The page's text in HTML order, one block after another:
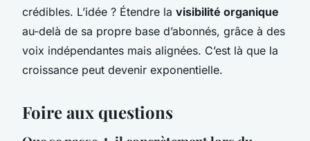
crédibles. L’idée ? Étendre la visibilité organique
au-delà de sa propre base d’abonnés, grâce à des
voix indépendantes mais alignées. C’est là que la
croissance peut devenir exponentielle.
Foire aux questions